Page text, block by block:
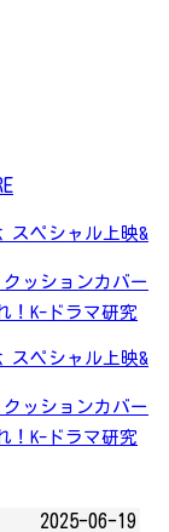
スペシャル上映&
ッションカバー
！K-ドラマ研究
スペシャル上映&
ッションカバー
！K-ドラマ研究
2025-06-19